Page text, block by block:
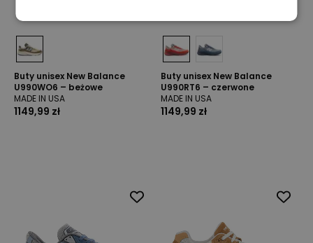
Buty unisex New Balance
U990WO6 – beżowe
MADE IN USA
1149,99 zł
Buty unisex New Balance
U990RT6 – czerwone
MADE IN USA
1149,99 zł